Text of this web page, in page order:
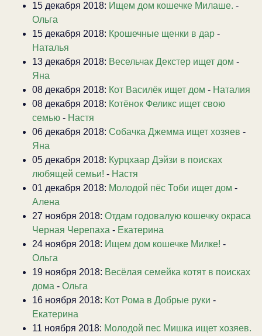
15 декабря 2018: Ищем дом кошечке Милаше. -
Ольга
15 декабря 2018: Крошечные щенки в дар -
Наталья
13 декабря 2018: Весельчак Декстер ищет дом -
Яна
08 декабря 2018: Кот Василёк ищет дом - Наталия
08 декабря 2018: Котёнок Феликс ищет свою
семью - Настя
06 декабря 2018: Собачка Джемма ищет хозяев -
Яна
05 декабря 2018: Курцхаар Дэйзи в поисках
любящей семьи! - Настя
01 декабря 2018: Молодой пёс Тоби ищет дом -
Алена
27 ноября 2018: Отдам годовалую кошечку окраса
Черная Черепаха - Екатерина
24 ноября 2018: Ищем дом кошечке Милке! -
Ольга
19 ноября 2018: Весёлая семейка котят в поисках
дома - Ольга
16 ноября 2018: Кот Рома в Добрые руки -
Екатерина
11 ноября 2018: Молодой пес Мишка ищет хозяев.